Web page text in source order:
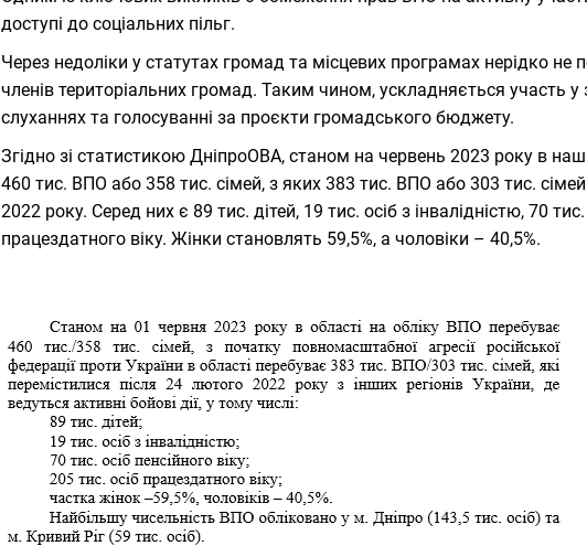
доступі до соціальних пільг.
Через недоліки у статутах громад та місцевих програмах нерідко
членів територіальних громад. Таким чином, ускладняється участь
слуханнях та голосуванні за проєкти громадського бюджету.
Згідно зі статистикою ДніпроОВА, станом на червень 2023 року в
460 тис. ВПО або 358 тис. сімей, з яких 383 тис. ВПО або 303 тис.
2022 року. Серед них є 89 тис. дітей, 19 тис. осіб з інвалідністю, 70
працездатного віку. Жінки становлять 59,5%, а чоловіки – 40,5%.